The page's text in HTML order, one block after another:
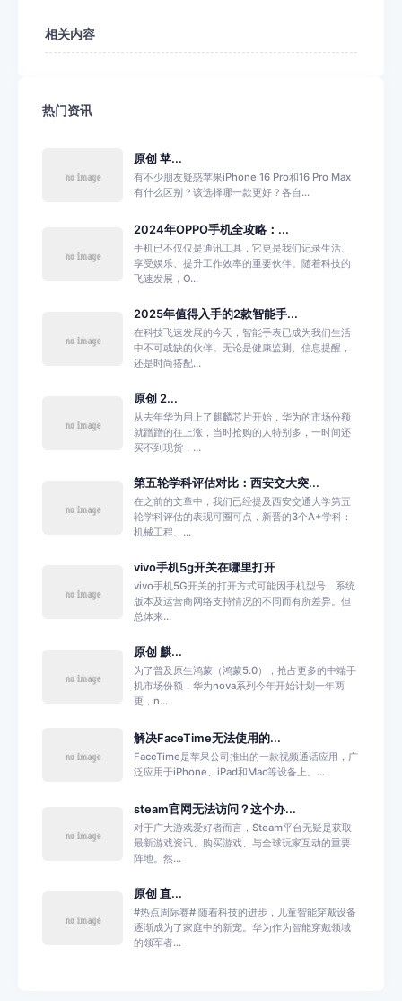
相关内容
热门资讯
原创 苹...
有不少朋友疑惑苹果iPhone 16 Pro和16 Pro Max
有什么区别？该选择哪一款更好？各自...
2024年OPPO手机全攻略：...
手机已不仅仅是通讯工具，它更是我们记录生活、
享受娱乐、提升工作效率的重要伙伴。随着科技的
飞速发展，O...
2025年值得入手的2款智能手...
在科技飞速发展的今天，智能手表已成为我们生活
中不可或缺的伙伴。无论是健康监测、信息提醒，
还是时尚搭配...
原创 2...
从去年华为用上了麒麟芯片开始，华为的市场份额
就蹭蹭的往上涨，当时抢购的人特别多，一时间还
买不到现货，...
第五轮学科评估对比：西安交大突...
在之前的文章中，我们已经提及西安交通大学第五
轮学科评估的表现可圈可点，新晋的3个A+学科：
机械工程、...
vivo手机5g开关在哪里打开
vivo手机5G开关的打开方式可能因手机型号、系统
版本及运营商网络支持情况的不同而有所差异。但
总体来...
原创 麒...
为了普及原生鸿蒙（鸿蒙5.0），抢占更多的中端手
机市场份额，华为nova系列今年开始计划一年两
更，n...
解决FaceTime无法使用的...
FaceTime是苹果公司推出的一款视频通话应用，广
泛应用于iPhone、iPad和Mac等设备上。...
steam官网无法访问？这个办...
对于广大游戏爱好者而言，Steam平台无疑是获取
最新游戏资讯、购买游戏、与全球玩家互动的重要
阵地。然...
原创 直...
#热点周际赛# 随着科技的进步，儿童智能穿戴设备
逐渐成为了家庭中的新宠。华为作为智能穿戴领域
的领军者...